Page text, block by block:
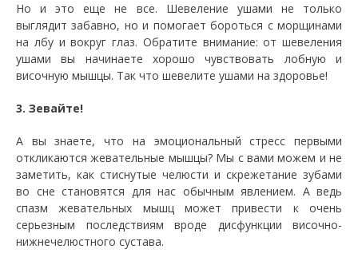
Но и это еще не все. Шевеление ушами не только
выглядит забавно, но и помогает бороться с морщинами
на лбу и вокруг глаз. Обратите внимание: от шевеления
ушами вы начинаете хорошо чувствовать лобную и
височную мышцы. Так что шевелите ушами на здоровье!
3. Зевайте!
А вы знаете, что на эмоциональный стресс первыми
откликаются жевательные мышцы? Мы с вами можем и не
заметить, как стиснутые челюсти и скрежетание зубами
во сне становятся для нас обычным явлением. А ведь
спазм жевательных мышц может привести к очень
серьезным последствиям вроде дисфункции височно-
нижнечелюстного сустава.